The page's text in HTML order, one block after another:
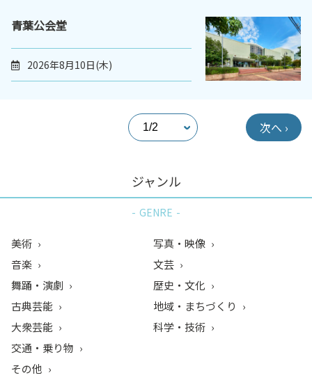
青葉公会堂
2026年8月10日(木)
次へ ›
ジャンル
GENRE
美術
音楽
舞踊・演劇
古典芸能
大衆芸能
写真・映像
文芸
歴史・文化
地域・まちづくり
科学・技術
交通・乗り物
その他